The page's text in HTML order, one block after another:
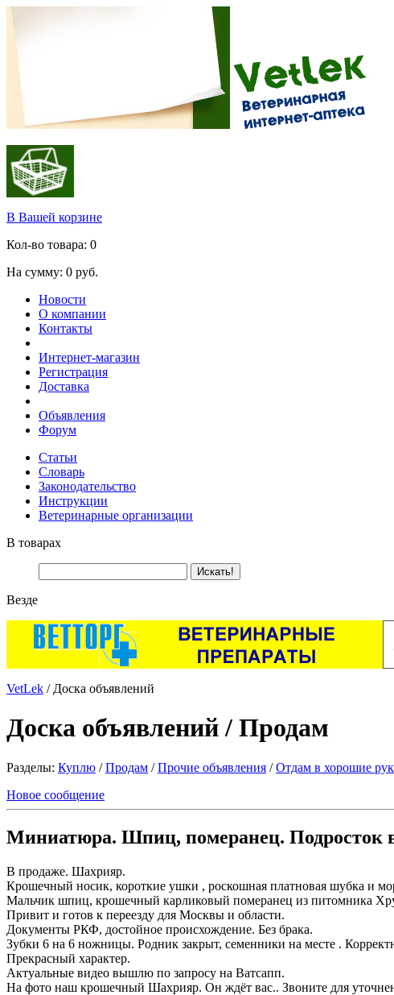
В Вашей корзине
Кол-во товара: 0
На сумму: 0 руб.
Новости
О компании
Контакты
Интернет-магазин
Регистрация
Доставка
Объявления
Форум
Статьи
Словарь
Законодательство
Инструкции
Ветеринарные организации
В товарах
Везде
VetLek / Доска объявлений
Доска объявлений / Продам
Разделы: Куплю /Продам /Прочие объявления /Отдам в хорошие
Новое сообщение
Миниатюра. Шпиц, померанец. Подросток
В продаже. Шахрияр.
Крошечный носик, короткие ушки , роскошная платновая шубка и
Мальчик шпиц, крошечный карликовый померанец из питомника
Привит и готов к переезду для Москвы и области.
Документы РКФ, достойное происхождение. Без брака.
Зубки 6 на 6 ножницы. Родник закрыт, семенники на месте .
Прекрасный характер.
Актуальные видео вышлю по запросу на Ватсапп.
На фото наш крошечный Шахрияр. Он ждёт вас.. Звоните для